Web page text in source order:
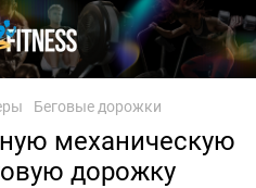
Беговые дорожки
механическую
дорожку